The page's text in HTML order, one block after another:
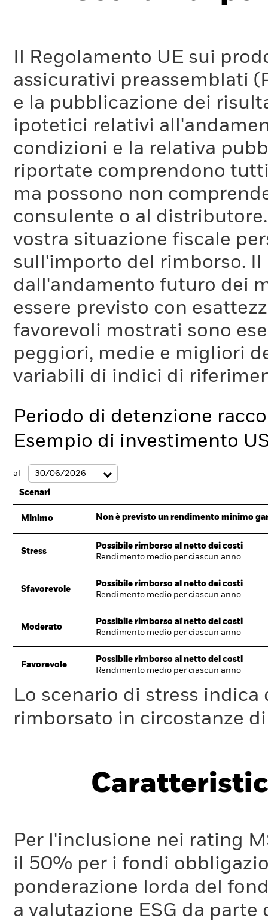
Il Regolamento UE sui
assicurativi preassemblati
e la pubblicazione dei
ipotetici relativi
condizioni e la relativa
riportate comprendono
ma possono non
consulente o al
vostra situazione fiscale
sull'importo del rimborso.
dall'andamento futuro dei
essere previsto con
favorevoli mostrati sono
peggiori, medie e migliori
variabili di indici di
Periodo di detenzione
Esempio di investimento
al
Scenari
Minimo Non è previsto un rendimento minimo
Stress
Possibile rimborso al netto dei costi
Rendimento medio per ciascun anno
Sfavorevole
Possibile rimborso al netto dei costi
Rendimento medio per ciascun anno
Moderato
Possibile rimborso al netto dei costi
Rendimento medio per ciascun anno
Favorevole
Possibile rimborso al netto dei costi
Rendimento medio per ciascun anno
Lo scenario di stress
rimborsato in circostanze
Per l'inclusione nei rating
il 50% per i fondi
ponderazione lorda del
a valutazione ESG da parte